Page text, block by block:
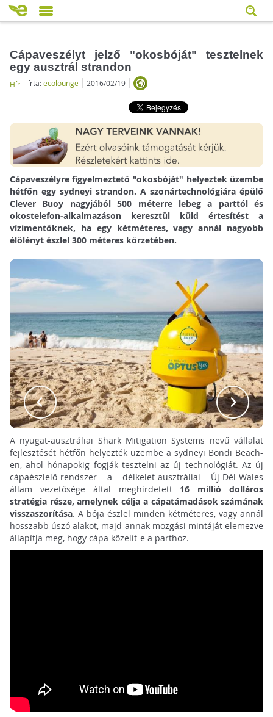
Cápaveszélyt jelző "okosbóját" tesztelnek
egy ausztrál strandon
Hír írta:ecolounge 2016/02/19
Cápaveszélyre figyelmeztető "okosbóját" helyeztek üzembe
hétfőn egy sydneyi strandon.A szonártechnológiára épülő
Clever Buoy nagyjából 500 méterre lebeg a parttól és
okostelefon-alkalmazáson keresztül küld értesítést a
vízimentőknek, ha egy kétméteres, vagy annál nagyobb
élőlényt észlel 300 méteres körzetében.
A nyugat-ausztráliai Shark Mitigation Systems nevű vállalat
fejlesztését hétfőn helyezték üzembe a sydneyi Bondi Beach-
en, ahol hónapokig fogják tesztelni az új technológiát. Az új
cápaészlelő-rendszer a délkelet-ausztráliai Új-Dél-Wales
állam vezetősége által meghirdetett 16 millió dolláros
stratégia része, amelynek célja a cápatámadások számának
visszaszorítása. A bója észlel minden kétméteres, vagy annál
hosszabb úszó alakot, majd annak mozgási mintáját elemezve
állapítja meg, hogy cápa közelít-e a parthoz.